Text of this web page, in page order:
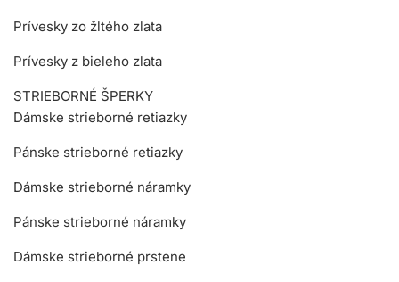
Prívesky zo žltého zlata
Prívesky z bieleho zlata
STRIEBORNÉ ŠPERKY
Dámske strieborné retiazky
Pánske strieborné retiazky
Dámske strieborné náramky
Pánske strieborné náramky
Dámske strieborné prstene